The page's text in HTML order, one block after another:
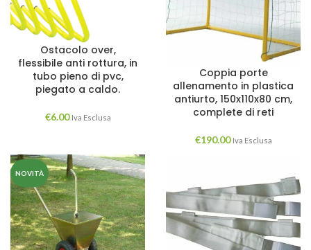
Ostacolo over,
flessibile anti rottura, in
tubo pieno di pvc,
piegato a caldo.
€6.00 Iva Esclusa
Coppia porte
allenamento in plastica
antiurto, 150x110x80 cm,
complete di reti
€190.00 Iva Esclusa
NOVITÀ